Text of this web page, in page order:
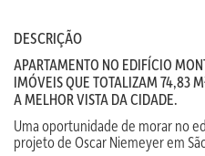
DESCRIÇÃO
APARTAMENTO NO EDIFÍCIO
IMÓVEIS QUE TOTALIZAM 74,83
A MELHOR VISTA DA CIDADE.
Uma oportunidade de morar no
projeto de Oscar Niemeyer em